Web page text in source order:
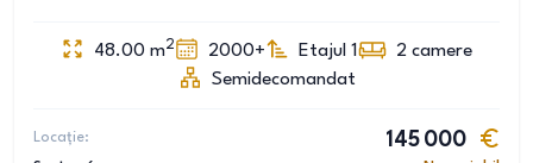
48.00 m2 2000+ Etajul 1 2 camere
Semidecomandat
Locație:
145 000